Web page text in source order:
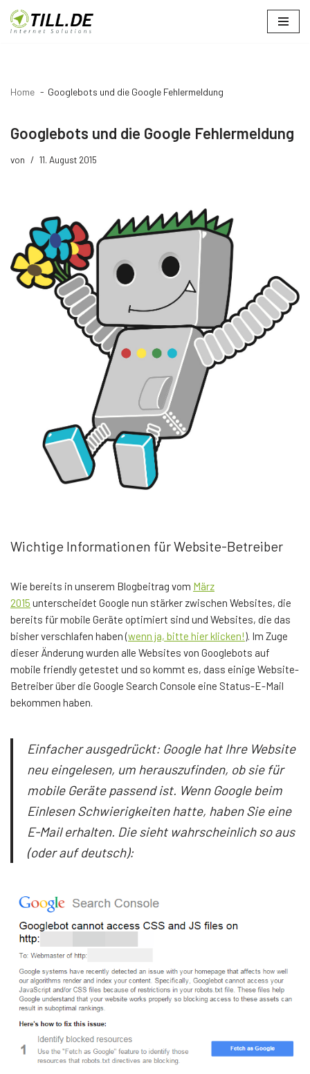
Zum
Home Googlebots und die Google Fehlermeldung
Googlebots und die Google Fehlermeldung
von 11. August 2015
Wichtige Informationen für Website-Betreiber
Wie bereits in unserem Blogbeitrag vom März
2015 unterscheidet Google nun stärker zwischen Websites, die
bereits für mobile Geräte optimiert sind und Websites, die das
bisher verschlafen haben (wenn ja, bitte hier klicken!). Im Zuge
dieser Änderung wurden alle Websites von Googlebots auf
mobile friendly getestet und so kommt es, dass einige Website-
Betreiber über die Google Search Console eine Status-E-Mail
bekommen haben.
Einfacher ausgedrückt: Google hat Ihre Website
neu eingelesen, um herauszufinden, ob sie für
mobile Geräte passend ist. Wenn Google beim
Einlesen Schwierigkeiten hatte, haben Sie eine
E-Mail erhalten. Die sieht wahrscheinlich so aus
(oder auf deutsch):